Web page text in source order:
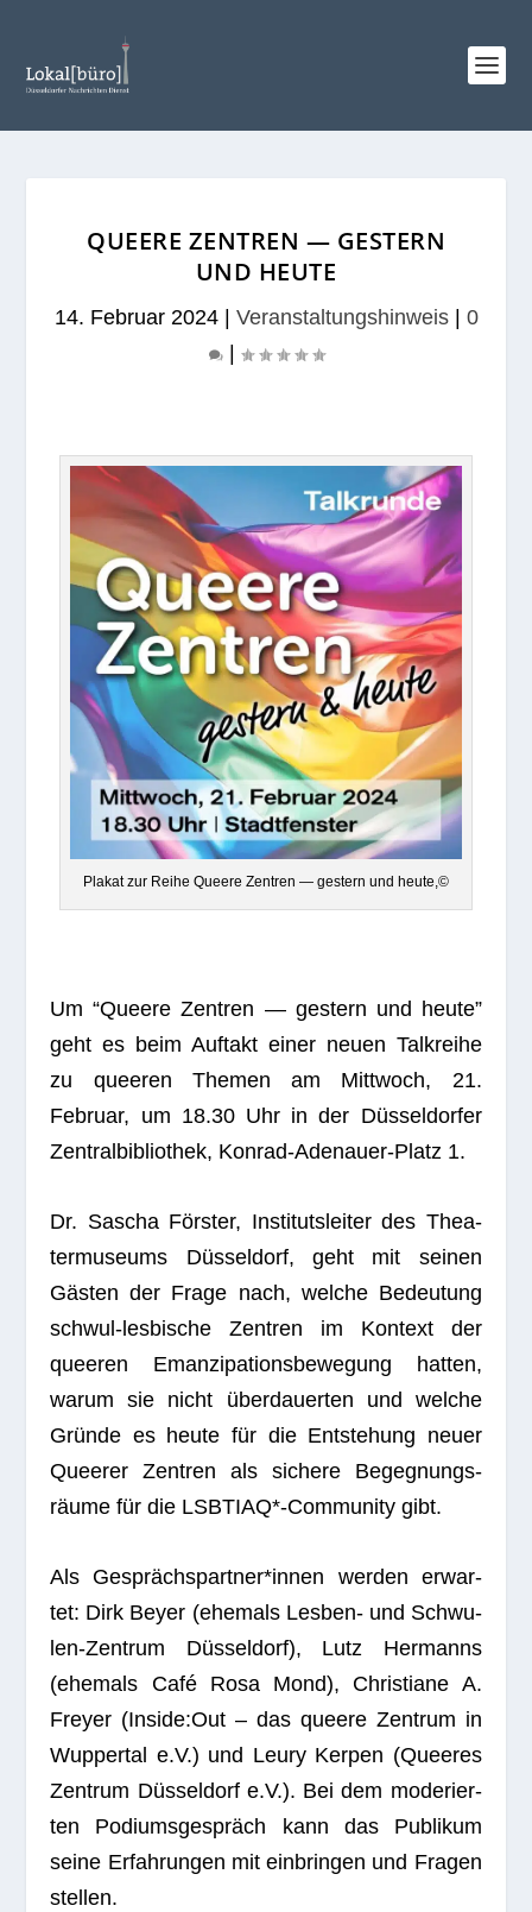
QUEERE ZENTREN — GESTERN
UND HEUTE
14. Februar 2024| Veranstaltungshinweis| 0
|
Pla­kat zur Reihe Que­ere Zen­tren — ges­tern und heute,©
Um “Que­ere Zen­tren — ges­tern und heute”
geht es beim Auf­takt einer neuen Talk­reihe
zu quee­ren The­men am Mitt­woch, 21.
Februar, um 18.30 Uhr in der Düs­sel­dor­fer
Zen­tral­bi­blio­thek, Kon­rad-Ade­nauer-Platz 1.
Dr. Sascha Förs­ter, Insti­tuts­lei­ter des Thea­
ter­mu­se­ums Düs­sel­dorf, geht mit sei­nen
Gäs­ten der Frage nach, wel­che Bedeu­tung
schwul-les­bi­sche Zen­tren im Kon­text der
quee­ren Eman­zi­pa­ti­ons­be­we­gung hat­ten,
warum sie nicht über­dau­er­ten und wel­che
Gründe es heute für die Ent­ste­hung neuer
Quee­rer Zen­tren als sichere Begeg­nungs­
räume für die LSBTIAQ*-Community gibt.
Als Gesprächspartner*innen wer­den erwar­
tet: Dirk Beyer (ehe­mals Les­ben- und Schwu­
len-Zen­trum Düs­sel­dorf), Lutz Her­manns
(ehe­mals Café Rosa Mond), Chris­tiane A.
Freyer (Inside:Out – das que­ere Zen­trum in
Wup­per­tal e.V.) und Leury Ker­pen (Que­e­res
Zen­trum Düs­sel­dorf e.V.). Bei dem mode­rier­
ten Podi­ums­ge­spräch kann das Publi­kum
seine Erfah­run­gen mit ein­brin­gen und Fra­gen
stellen.